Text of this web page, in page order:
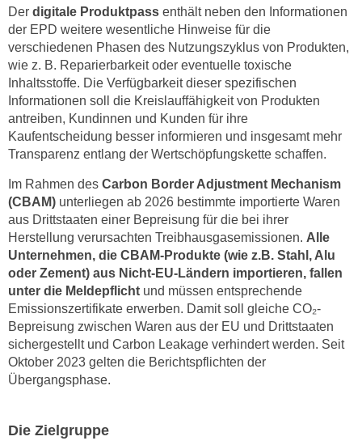
Der digitale Produktpass enthält neben den Informationen
der EPD weitere wesentliche Hinweise für die
verschiedenen Phasen des Nutzungszyklus von Produkten,
wie z. B. Reparierbarkeit oder eventuelle toxische
Inhaltsstoffe. Die Verfügbarkeit dieser spezifischen
Informationen soll die Kreislauffähigkeit von Produkten
antreiben, Kundinnen und Kunden für ihre
Kaufentscheidung besser informieren und insgesamt mehr
Transparenz entlang der Wertschöpfungskette schaffen.
Im Rahmen des Carbon Border Adjustment Mechanism
(CBAM) unterliegen ab 2026 bestimmte importierte Waren
aus Drittstaaten einer Bepreisung für die bei ihrer
Herstellung verursachten Treibhausgasemissionen. Alle
Unternehmen, die CBAM-Produkte (wie z.B. Stahl, Alu
oder Zement) aus Nicht-EU-Ländern importieren, fallen
unter die Meldepflicht und müssen entsprechende
Emissionszertifikate erwerben. Damit soll gleiche CO₂-
Bepreisung zwischen Waren aus der EU und Drittstaaten
sichergestellt und Carbon Leakage verhindert werden. Seit
Oktober 2023 gelten die Berichtspflichten der
Übergangsphase.
Die Zielgruppe
u
m
.
K
l
i
c
k
e
n
S
i
e
a
u
f
"
l
l
k